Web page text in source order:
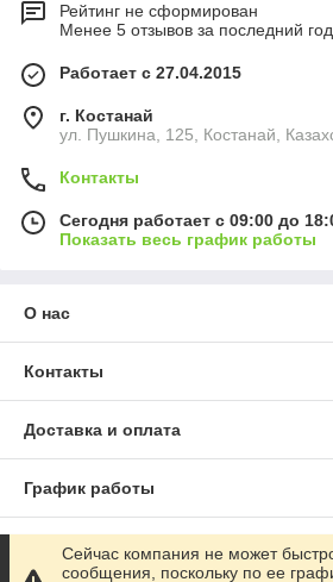
Рейтинг не сформирован
Менее 5 отзывов за последний год
Работает с 27.04.2015
г. Костанай
ул. Пушкина, 125, Костанай,
Контакты
Сегодня работает с 09:00 до
Показать весь график работы
О нас
Контакты
Доставка и оплата
График работы
Полная версия сайта
Сейчас компания не может
сообщения, поскольку по ее